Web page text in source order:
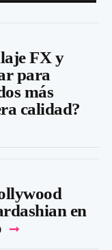
FX y
para
más
calidad?
en